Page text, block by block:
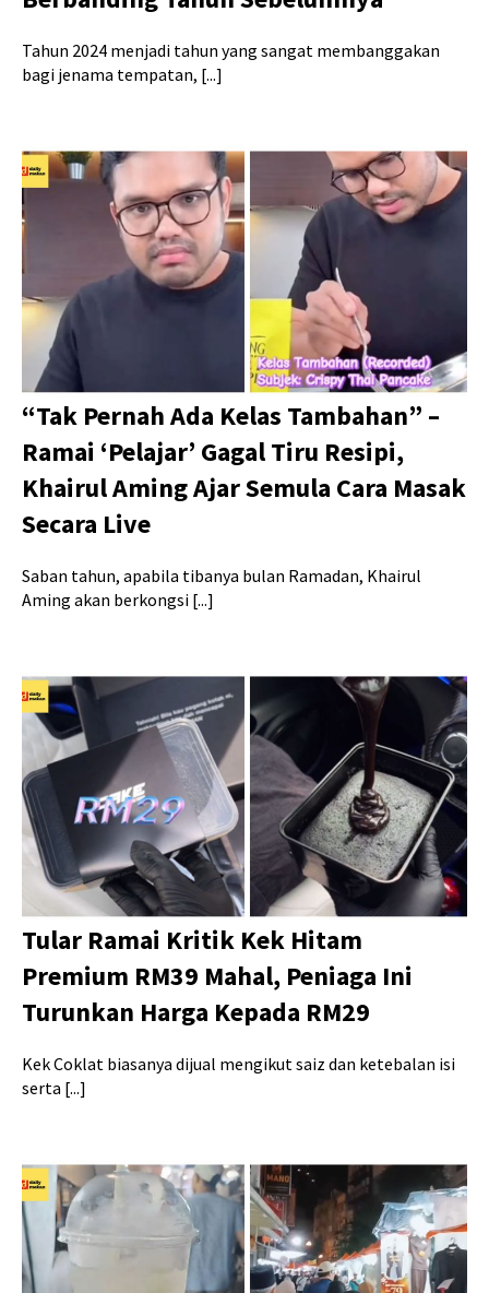
Tahun 2024 menjadi tahun yang sangat membanggakan
bagi jenama tempatan, [...]
“Tak Pernah Ada Kelas Tambahan” –
Ramai ‘Pelajar’ Gagal Tiru Resipi,
Khairul Aming Ajar Semula Cara Masak
Secara Live
Saban tahun, apabila tibanya bulan Ramadan, Khairul
Aming akan berkongsi [...]
Tular Ramai Kritik Kek Hitam
Premium RM39 Mahal, Peniaga Ini
Turunkan Harga Kepada RM29
Kek Coklat biasanya dijual mengikut saiz dan ketebalan isi
serta [...]